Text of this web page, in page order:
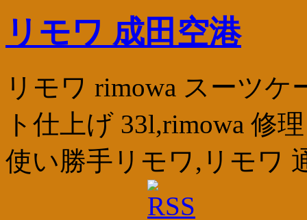
リモワ 成田空港
リモワ rimowa スーツケ
ト仕上げ 33l,rimowa 修
使い勝手リモワ,リモワ